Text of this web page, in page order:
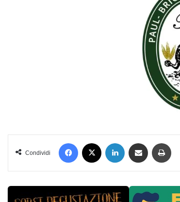
Condividi
Facebook LinkedIn Condividi via mail